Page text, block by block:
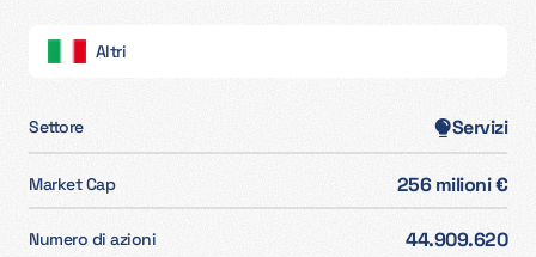
Altri
Settore Servizi
Market Cap 256 milioni €
Numero di azioni 44.909.620